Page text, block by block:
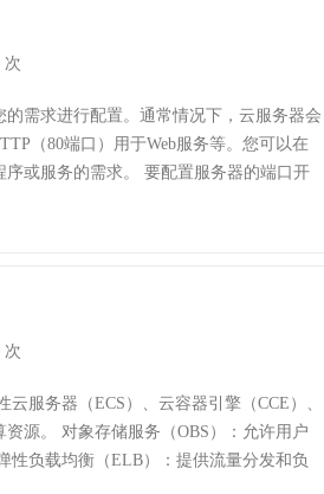
次
需求进行配置。通常情况下，云服务器会
（80端口）用于Web服务等。您可以在
或服务的需求。 要配置服务器的端口开
次
服务器（ECS）、云容器引擎（CCE）、
源。 对象存储服务（OBS）：允许用户
性负载均衡（ELB）：提供流量分发和负